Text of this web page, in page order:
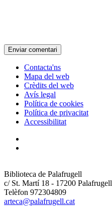
Contacta'ns
Mapa del web
Crèdits del web
Avís legal
Política de cookies
Política de privacitat
Accessibilitat
Biblioteca de Palafrugell
c/ St. Martí 18 - 17200 Palafrugell
Telèfon 972304809
arteca@palafrugell.cat